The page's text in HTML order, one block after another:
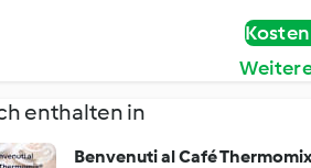
enthalten in
Benvenuti al Café